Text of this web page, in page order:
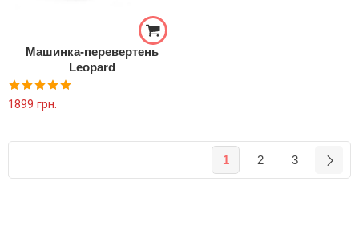
Машинка-перевертень
Leopard
Оцінено в
1899 грн.
1 2 3